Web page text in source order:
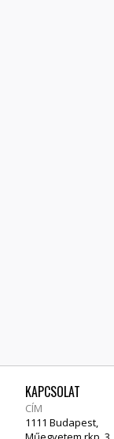
KAPCSOLAT
CÍM
1111 Budapest,